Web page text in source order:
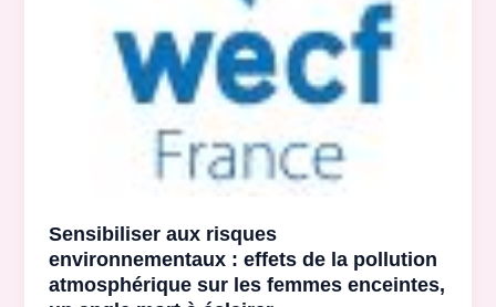
Sensibiliser aux risques
environnementaux : effets de la pollution
atmosphérique sur les femmes enceintes,